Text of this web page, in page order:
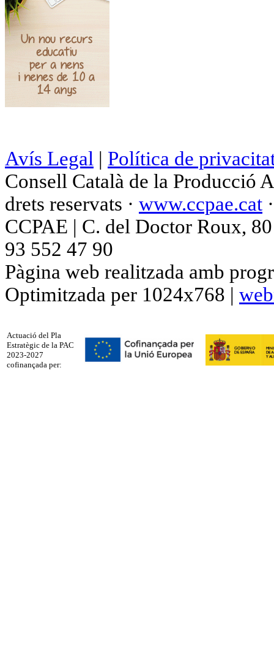
Avís Legal | Política de
Consell Català de la Producció
drets reservats · www.ccpae.cat
CCPAE | C. del Doctor Roux,
93 552 47 90
Pàgina web realitzada amb
Optimitzada per 1024x768 |
Actuació del Pla
Estratègic de la PAC
2023-2027
cofinançada per: